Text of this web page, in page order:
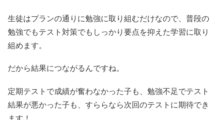
生徒はプランの通りに勉強に取り組むだけなので、普段の
勉強でもテスト対策でもしっかり要点を抑えた学習に取り
組めます。
だから結果につながるんですね。
定期テストで成績が奮わなかった子も、勉強不足でテスト
結果が悪かった子も、すららなら次回のテストに期待でき